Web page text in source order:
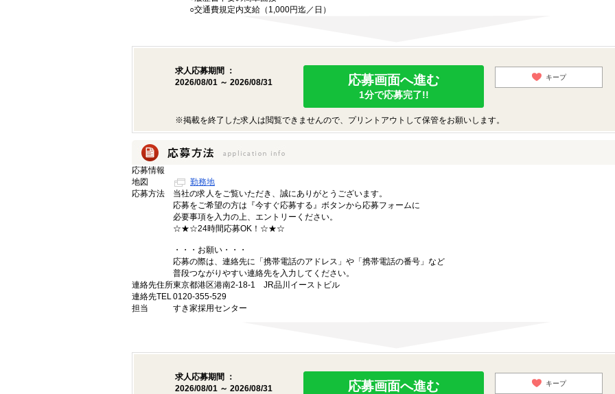
○交通費規定内支給（1,000円迄／日）
求人応募期間 ：
2026/08/01 ～ 2026/08/31
応募画面へ進む
1分で応募完了!!
キープ
※掲載を終了した求人は閲覧できませんので、プリントアウトして保管をお願いします。
応募情報
地図
勤務地
応募方法
当社の求人をご覧いただき、誠にありがとうございます。
応募をご希望の方は『今すぐ応募する』ボタンから応募フォームに
必要事項を入力の上、エントリーください。
☆★☆24時間応募OK！☆★☆
・・・お願い・・・
応募の際は、連絡先に「携帯電話のアドレス」や「携帯電話の番号」など
普段つながりやすい連絡先を入力してください。
連絡先住所東京都港区港南2-18-1 JR品川イーストビル
連絡先TEL0120-355-529
担当
すき家採用センター
求人応募期間 ：
2026/08/01 ～ 2026/08/31
応募画面へ進む キープ